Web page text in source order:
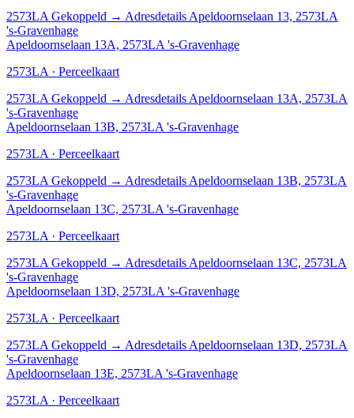
2573LA Gekoppeld → Adresdetails Apeldoornselaan 13, 2573LA
's-Gravenhage
Apeldoornselaan 13A, 2573LA 's-Gravenhage
2573LA · Perceelkaart
2573LA Gekoppeld → Adresdetails Apeldoornselaan 13A, 2573LA
's-Gravenhage
Apeldoornselaan 13B, 2573LA 's-Gravenhage
2573LA · Perceelkaart
2573LA Gekoppeld → Adresdetails Apeldoornselaan 13B, 2573LA
's-Gravenhage
Apeldoornselaan 13C, 2573LA 's-Gravenhage
2573LA · Perceelkaart
2573LA Gekoppeld → Adresdetails Apeldoornselaan 13C, 2573LA
's-Gravenhage
Apeldoornselaan 13D, 2573LA 's-Gravenhage
2573LA · Perceelkaart
2573LA Gekoppeld → Adresdetails Apeldoornselaan 13D, 2573LA
's-Gravenhage
Apeldoornselaan 13E, 2573LA 's-Gravenhage
2573LA · Perceelkaart